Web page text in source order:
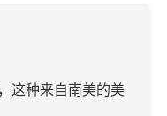
这种来自南美的美